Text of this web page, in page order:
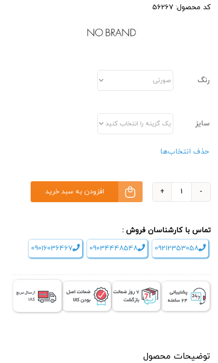
کد محصول: 56267
رنگ
سایز
حذف انتخاب‌ها
ای
ARTBELL
افزودن به سبد خرید
تماس با کارشناسان فروش :
09212353058
09034448548
09016036467
توضیحات محصول